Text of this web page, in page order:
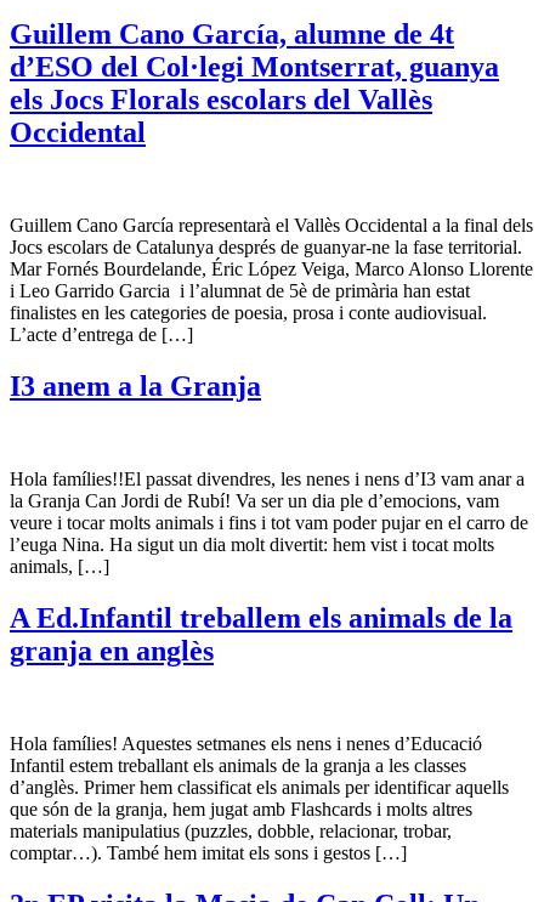
Guillem Cano García, alumne de 4t
d’ESO del Col·legi Montserrat, guanya
els Jocs Florals escolars del Vallès
Occidental
Guillem Cano García representarà el Vallès Occidental a la final dels
Jocs escolars de Catalunya després de guanyar-ne la fase territorial.
Mar Fornés Bourdelande, Éric López Veiga, Marco Alonso Llorente
i Leo Garrido Garcia i l’alumnat de 5è de primària han estat
finalistes en les categories de poesia, prosa i conte audiovisual.
L’acte d’entrega de […]
I3 anem a la Granja
Hola famílies!!El passat divendres, les nenes i nens d’I3 vam anar a
la Granja Can Jordi de Rubí! Va ser un dia ple d’emocions, vam
veure i tocar molts animals i fins i tot vam poder pujar en el carro de
l’euga Nina. Ha sigut un dia molt divertit: hem vist i tocat molts
animals, […]
A Ed.Infantil treballem els animals de la
granja en anglès
Hola famílies! Aquestes setmanes els nens i nenes d’Educació
Infantil estem treballant els animals de la granja a les classes
d’anglès. Primer hem classificat els animals per identificar aquells
que són de la granja, hem jugat amb Flashcards i molts altres
materials manipulatius (puzzles, dobble, relacionar, trobar,
comptar…). També hem imitat els sons i gestos […]